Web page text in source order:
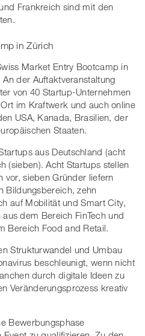
Frankreich sind mit den
in Zürich
Market Entry Bootcamp in
der Auftaktveranstaltung
von 40 Startup-Unternehmen
im Kraftwerk und auch online
USA, Kanada, Brasilien, der
Staaten.
aus Deutschland (acht
(sieben). Acht Startups stellen
vor, sieben Gründer liefern
Bildungsbereich, zehn
auf Mobilität und Smart City,
dem Bereich FinTech und
Bereich Food and Retail.
Strukturwandel und Umbau
beschleunigt, wenn nicht
durch digitale Ideen zu
Veränderungsprozess kreativ
Bewerbungsphase